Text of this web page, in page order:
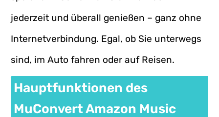
jederzeit und überall genießen – ganz ohne
Internetverbindung. Egal, ob Sie unterwegs
sind, im Auto fahren oder auf Reisen.
Hauptfunktionen des
MuConvert Amazon Music